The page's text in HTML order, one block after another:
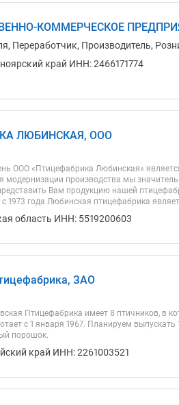
КОММЕРЧЕСКОЕ
Переработчик, Производитель,
край ИНН: 2466171774
ЛЮБИНСКАЯ, ООО
ООО «Птицефабрика Любинская»
модернизации производства мы
Вам продукцию нашей
1973 года Любинская птицефабрика
область ИНН: 5519200603
ЗАО
Птицефабрика имеет 8 птичников, в
с 1 января 1967. Планируем
порошок.
край ИНН: 2261003521